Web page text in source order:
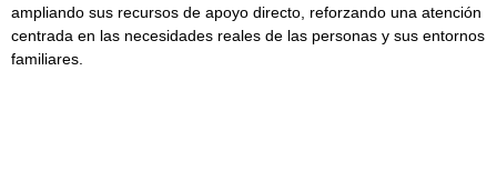
ampliando sus recursos de apoyo directo, reforzando una atención
centrada en las necesidades reales de las personas y sus entornos
familiares.